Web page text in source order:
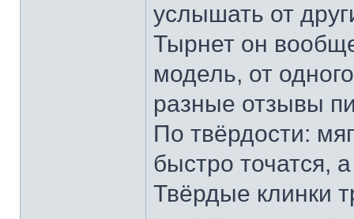
услышать от
Тырнет он
модель, от
разные отзывы
По твёрдости:
быстро точатся,
Твёрдые клинки